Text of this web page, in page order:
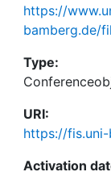
https://
bamberg.de/
Type:
URI:
https://
Activation